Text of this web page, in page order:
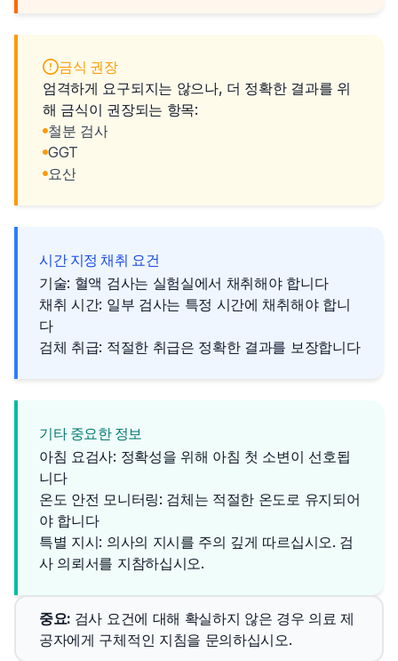
금식 권장
엄격하게 요구되지는 않으나, 더 정확한 결과를 위
해 금식이 권장되는 항목:
철분 검사
GGT
요산
시간 지정 채취 요건
기술: 혈액 검사는 실험실에서 채취해야 합니다
채취 시간: 일부 검사는 특정 시간에 채취해야 합니
다
검체 취급: 적절한 취급은 정확한 결과를 보장합니다
기타 중요한 정보
아침 요검사: 정확성을 위해 아침 첫 소변이 선호됩
니다
온도 안전 모니터링: 검체는 적절한 온도로 유지되어
야 합니다
특별 지시: 의사의 지시를 주의 깊게 따르십시오. 검
사 의뢰서를 지참하십시오.
중요: 검사 요건에 대해 확실하지 않은 경우 의료 제
공자에게 구체적인 지침을 문의하십시오.